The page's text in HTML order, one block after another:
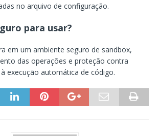
no arquivo de configuração.
para usar?
em um ambiente seguro de sandbox,
das operações e proteção contra
execução automática de código.